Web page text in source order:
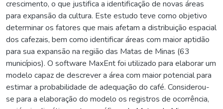
crescimento, o que justifica a identificação de novas áreas
para expansão da cultura. Este estudo teve como objetivo
determinar os fatores que mais afetam a distribuição espacial
dos cafezais, bem como identificar áreas com maior aptidão
para sua expansão na região das Matas de Minas (63
municípios). O software MaxEnt foi utilizado para elaborar um
modelo capaz de descrever a área com maior potencial para
estimar a probabilidade de adequação do café. Considerou-
se para a elaboração do modelo os registros de ocorrência,